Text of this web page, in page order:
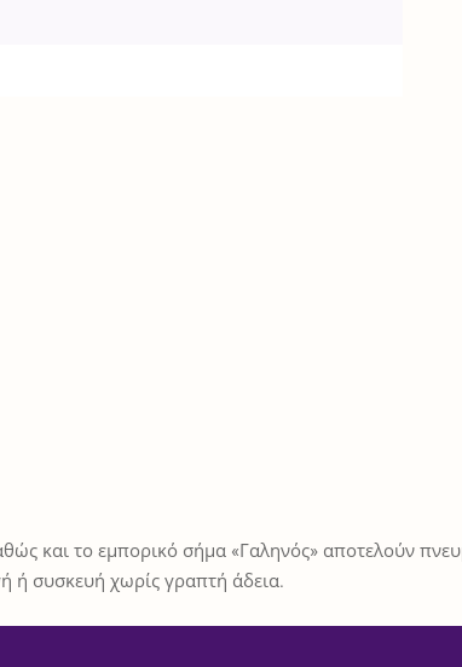
και το εμπορικό σήμα «Γαληνός» αποτελούν
ή συσκευή χωρίς γραπτή άδεια.